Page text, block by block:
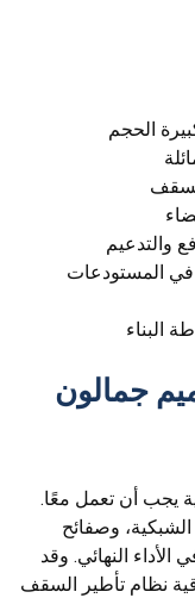
الحجم
والتدعيم
في المستودعات
البناء
جمالون
يجب أن تعمل معًا.
الشبكية، وصفائح
النهائي. وقد
نظام تأطير السقف